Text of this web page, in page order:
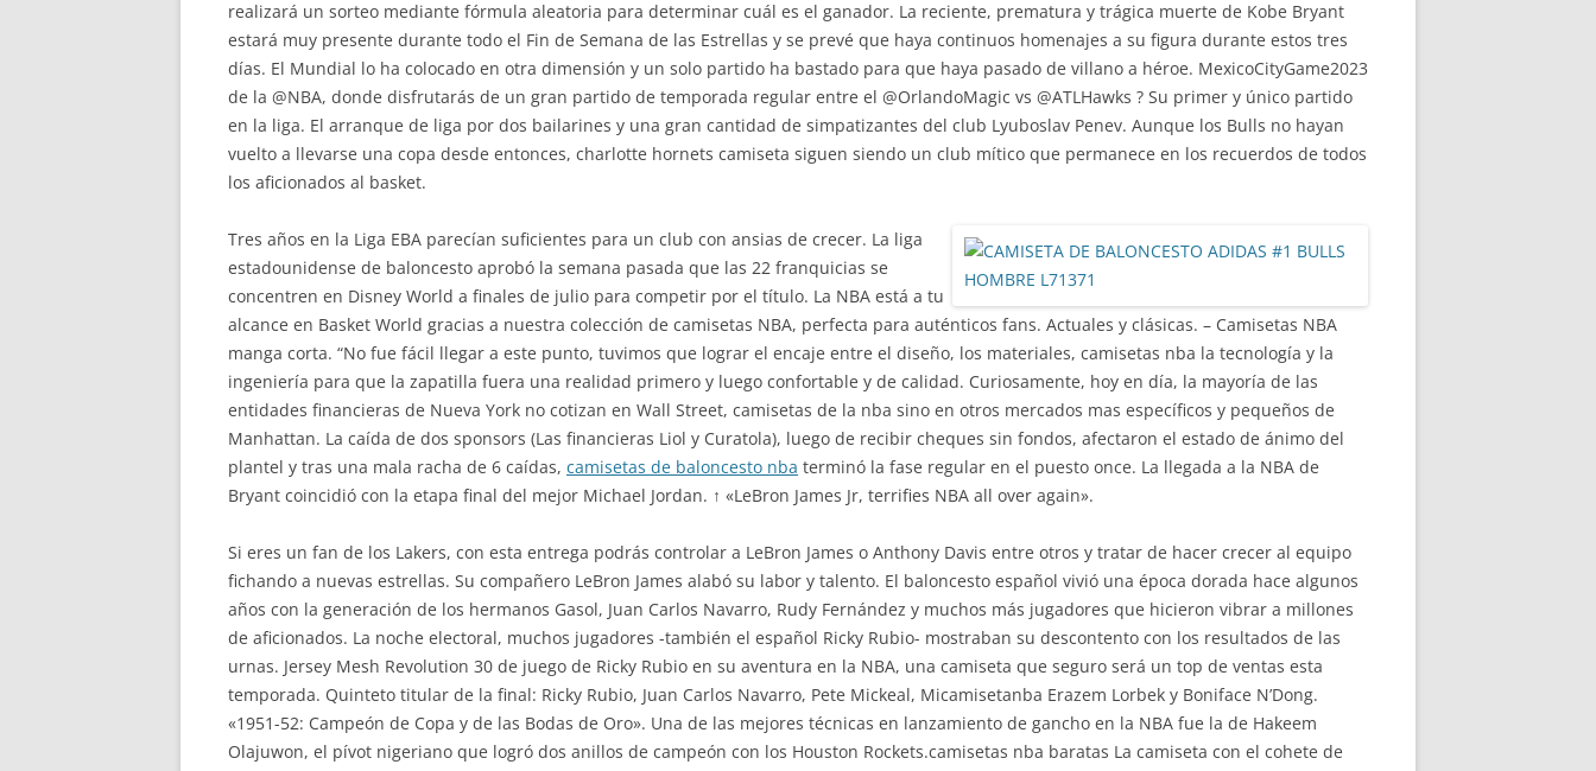
realizará un sorteo mediante fórmula aleatoria para determinar cuál es el ganador. La reciente, prematura y trágica muerte de Kobe Bryant
estará muy presente durante todo el Fin de Semana de las Estrellas y se prevé que haya continuos homenajes a su figura durante estos tres
días. El Mundial lo ha colocado en otra dimensión y un solo partido ha bastado para que haya pasado de villano a héroe. MexicoCityGame2023
de la @NBA, donde disfrutarás de un gran partido de temporada regular entre el @OrlandoMagic vs @ATLHawks ? Su primer y único partido
en la liga. El arranque de liga por dos bailarines y una gran cantidad de simpatizantes del club Lyuboslav Penev. Aunque los Bulls no hayan
vuelto a llevarse una copa desde entonces, charlotte hornets camiseta siguen siendo un club mítico que permanece en los recuerdos de todos
los aficionados al basket.
Tres años en la Liga EBA parecían suficientes para un club con ansias de crecer. La liga
estadounidense de baloncesto aprobó la semana pasada que las 22 franquicias se
concentren en Disney World a finales de julio para competir por el título. La NBA está a tu
alcance en Basket World gracias a nuestra colección de camisetas NBA, perfecta para auténticos fans. Actuales y clásicas. – Camisetas NBA
manga corta. “No fue fácil llegar a este punto, tuvimos que lograr el encaje entre el diseño, los materiales, camisetas nba la tecnología y la
ingeniería para que la zapatilla fuera una realidad primero y luego confortable y de calidad. Curiosamente, hoy en día, la mayoría de las
entidades financieras de Nueva York no cotizan en Wall Street, camisetas de la nba sino en otros mercados mas específicos y pequeños de
Manhattan. La caída de dos sponsors (Las financieras Liol y Curatola), luego de recibir cheques sin fondos, afectaron el estado de ánimo del
plantel y tras una mala racha de 6 caídas, camisetas de baloncesto nba terminó la fase regular en el puesto once. La llegada a la NBA de
Bryant coincidió con la etapa final del mejor Michael Jordan. ↑ «LeBron James Jr, terrifies NBA all over again».
Si eres un fan de los Lakers, con esta entrega podrás controlar a LeBron James o Anthony Davis entre otros y tratar de hacer crecer al equipo
fichando a nuevas estrellas. Su compañero LeBron James alabó su labor y talento. El baloncesto español vivió una época dorada hace algunos
años con la generación de los hermanos Gasol, Juan Carlos Navarro, Rudy Fernández y muchos más jugadores que hicieron vibrar a millones
de aficionados. La noche electoral, muchos jugadores -también el español Ricky Rubio- mostraban su descontento con los resultados de las
urnas. Jersey Mesh Revolution 30 de juego de Ricky Rubio en su aventura en la NBA, una camiseta que seguro será un top de ventas esta
temporada. Quinteto titular de la final: Ricky Rubio, Juan Carlos Navarro, Pete Mickeal, Micamisetanba Erazem Lorbek y Boniface N’Dong.
«1951-52: Campeón de Copa y de las Bodas de Oro». Una de las mejores técnicas en lanzamiento de gancho en la NBA fue la de Hakeem
Olajuwon, el pívot nigeriano que logró dos anillos de campeón con los Houston Rockets.camisetas nba baratas La camiseta con el cohete de